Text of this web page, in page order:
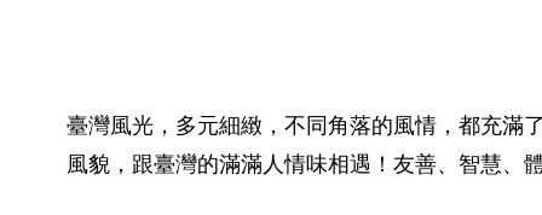
臺灣風光，多元細緻，不同角落的風情，都充滿
風貌，跟臺灣的滿滿人情味相遇！友善、智慧、